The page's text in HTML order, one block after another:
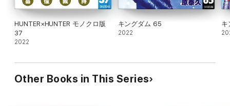
HUNTER×HUNTER モノクロ版
37
2022
キングダム 65
2022
キ
Other Books in This Series